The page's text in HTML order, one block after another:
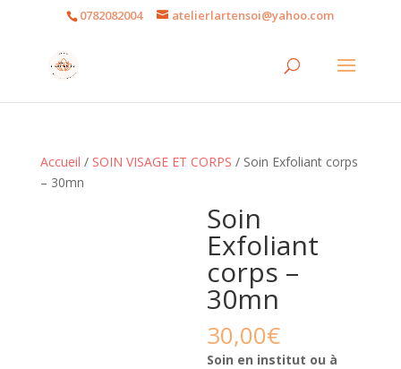
0782082004 atelierlartensoi@yahoo.com
Accueil / SOIN VISAGE ET CORPS / Soin Exfoliant corps
– 30mn
Soin
Exfoliant
corps –
30mn
30,00€
Soin en institut ou à